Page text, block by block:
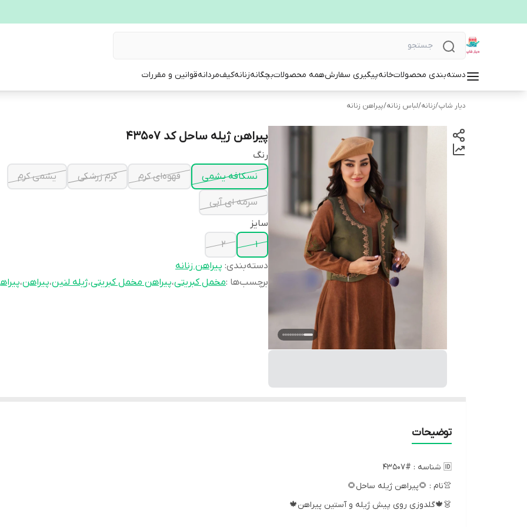
دسته‌بندی محصولاتخانهپیگیری سفارشهمه محصولاتبچگانهزنانهکیفمردانهقوانین و مقررات
دیار شاپ/زنانه/لباس زنانه/پیراهن زنانه
پیراهن ژیله ساحل کد 43507
رنگ
نسکافه یشمی
قهوه‌ای کرم کرم زرشکی یشمی کرم
سرمه ای آبی
سایز
1
2
دسته‌بندی: پیراهن زنانه
برچسب‌ها :مخمل کبریتی،پیراهن مخمل کبریتی،ژیله لنین،پیراهن،
توضیحات
🆔 شناسه : #43507
👚نام : 🌻پیراهن ژیله ساحل🌻
👗🍁گلدوزی روی پیش ژیله و آستین پیراهن🍁